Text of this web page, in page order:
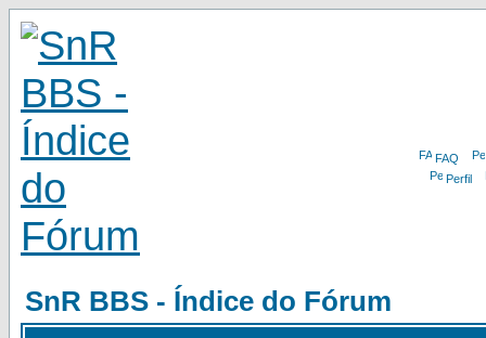
FAQ
Perfil
SnR BBS - Índice do Fórum